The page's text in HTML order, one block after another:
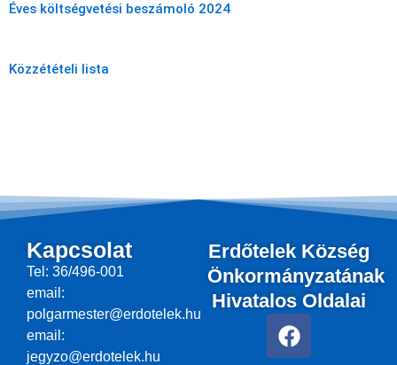
Éves költségvetési beszámoló 2024
Közzétételi lista
Kapcsolat
Tel: 36/496-001
email:
polgarmester@erdotelek.hu
email:
jegyzo@erdotelek.hu
Erdőtelek Község
Önkormányzatának
Hivatalos Oldalai
F
a